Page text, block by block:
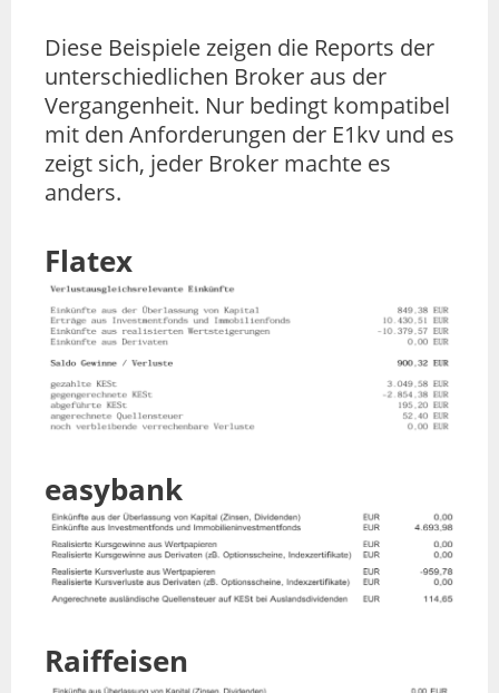
Diese Beispiele zeigen die Reports der
unterschiedlichen Broker aus der
Vergangenheit. Nur bedingt kompatibel
mit den Anforderungen der E1kv und es
zeigt sich, jeder Broker machte es
anders.
Flatex
easybank
Raiffeisen